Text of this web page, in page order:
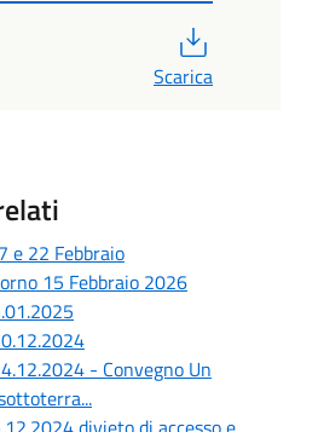
Scarica
e 22 Febbraio
15 Febbraio 2026
- Convegno Un